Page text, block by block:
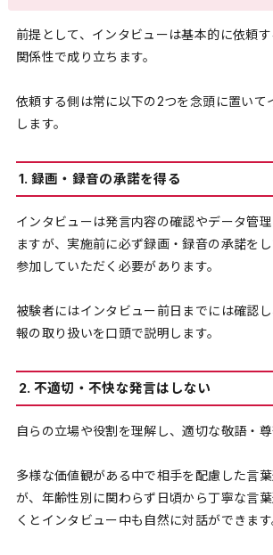
前提として、インタビューは基本的に依頼
関係性で成り立ちます。
依頼する側は常に以下の2つを念頭に置いて
します。
1. 録画・録音の承諾を得る
インタビューは発言内容の確認やデータ管
ますが、実施前に必ず録画・録音の承諾を
参加していただく必要があります。
被験者にはインタビュー前日までには確認
報の取り扱いを口頭で説明します。
2. 不適切・不快な発言はしない
自らの立場や役割を理解し、適切な敬語・尊
多様な価値観がある中で相手を配慮した言
が、年齢性別に関わらず日頃から丁寧な言
くとインタビュー中も自然に対話ができます